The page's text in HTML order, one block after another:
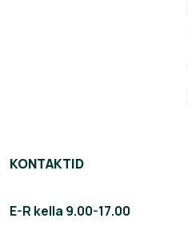
KONTAKTID
E-R kella 9.00-17.00